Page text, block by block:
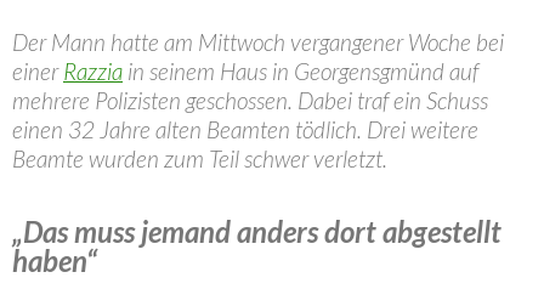
Der Mann hatte am Mittwoch vergangener Woche bei
einerRazzia in seinem Haus in Georgensgmünd auf
mehrere Polizisten geschossen. Dabei traf ein Schuss
einen 32 Jahre alten Beamten tödlich. Drei weitere
Beamte wurden zum Teil schwer verletzt.
„Das muss jemand anders dort abgestellt
haben“